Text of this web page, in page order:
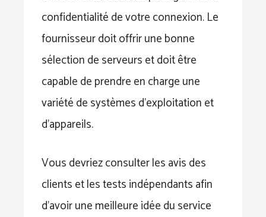
confidentialité de votre connexion. Le
fournisseur doit offrir une bonne
sélection de serveurs et doit être
capable de prendre en charge une
variété de systèmes d’exploitation et
d’appareils.
Vous devriez consulter les avis des
clients et les tests indépendants afin
d’avoir une meilleure idée du service